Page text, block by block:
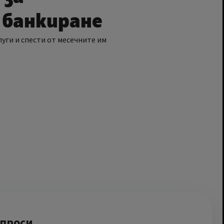
и спести от месечните им